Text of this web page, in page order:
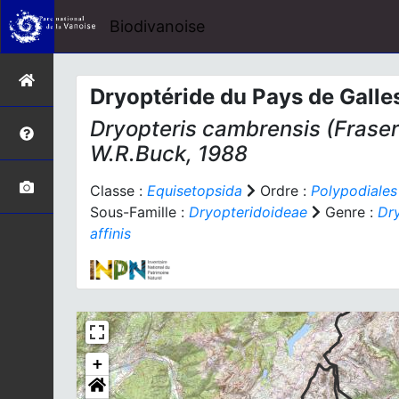
Biodivanoise
Dryoptéride du Pays de
Dryopteris cambrensis
W.R.Buck, 1988
Classe : Equisetopsida Ordre : Polypodiales
Sous-Famille : Dryopteridoideae Genre :
affinis
+